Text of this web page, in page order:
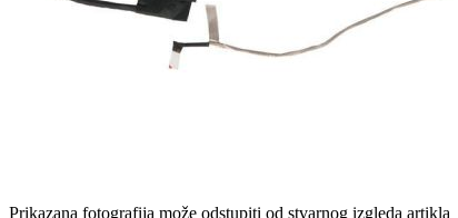
Prikazana fotografija može odstupiti od stvarnog izgleda artikla